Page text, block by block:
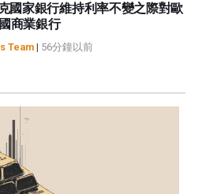
國家銀行維持利率不變之際對歐
商業銀行
Team | 56分鐘以前